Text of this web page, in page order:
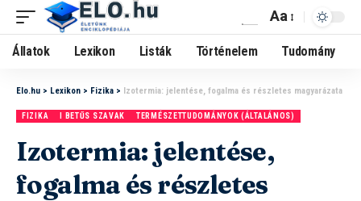
Aa
Állatok Lexikon Listák Történelem Tudomány
Elo.hu > Lexikon > Fizika > Izotermia: jelentése, fogalma és részletes magyarázata
FIZIKA I BETŰS SZAVAK TERMÉSZETTUDOMÁNYOK (ÁLTALÁNOS)
Izotermia: jelentése,
fogalma és részletes